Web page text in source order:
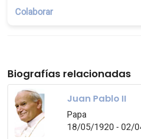
Colaborar
Biografías relacionadas
Juan Pablo II
Papa
18/05/1920 - 02/